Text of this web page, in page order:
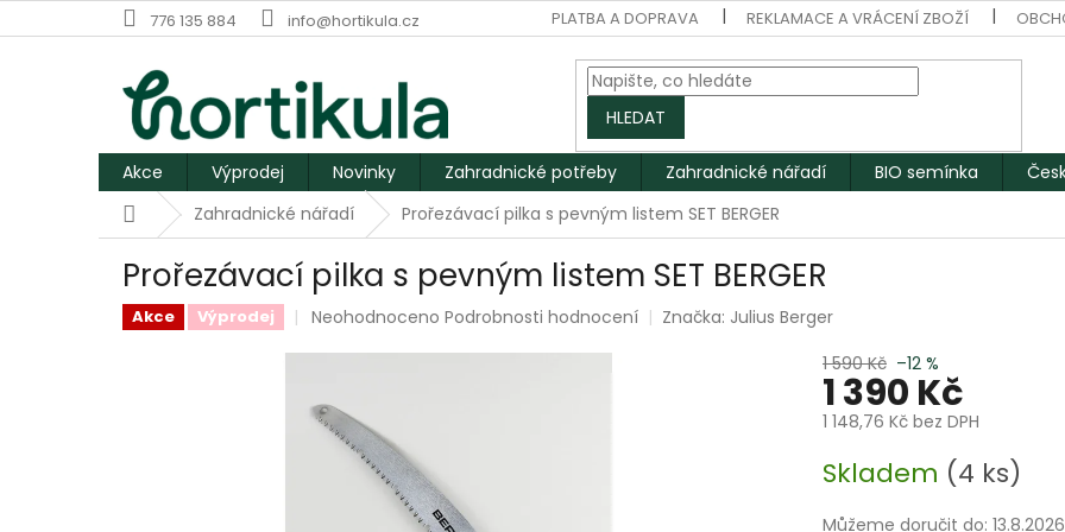
na
776 135 884 info@hortikula.cz PLATBA A DOPRAVA REKLAMACE A VRÁCENÍ ZBOŽÍ
HLEDAT
Akce Výprodej Novinky Zahradnické potřeby Zahradnické nářadí BIO semínka
DomůZahradnické nářadí Prořezávací pilka s pevným listem SET BERGER
Prořezávací pilka s pevným listem SET BERGER
Akce Výprodej
Průměrné
produktu
0,0
z
hvězdiček.
Neohodnoceno Podrobnosti hodnocení Značka: Julius Berger
1 590 Kč –12 %
1 390 Kč
1 148,76 Kč bez DPH
cena:
Skladem (4 ks)
Můžeme doručit do: 13.8.2026